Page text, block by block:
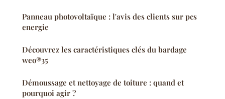
Panneau photovoltaïque : l'avis des clients sur pcs
energie
Découvrez les caractéristiques clés du bardage
weo®35
Démoussage et nettoyage de toiture : quand et
pourquoi agir ?